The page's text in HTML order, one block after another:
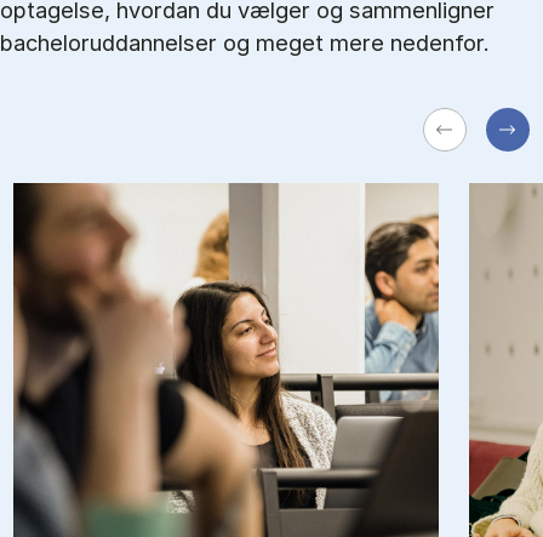
optagelse, hvordan du vælger og sammenligner
bacheloruddannelser og meget mere nedenfor.